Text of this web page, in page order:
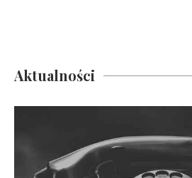
Aktualności